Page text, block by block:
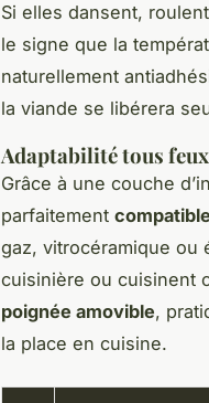
Si elles dansent,
le signe que la
naturellement
la viande se libérera
Adaptabilité tous
Grâce à une couche
parfaitement
gaz, vitrocéramique ou
cuisinière ou cuisinent
poignée amovible,
la place en cuisine.